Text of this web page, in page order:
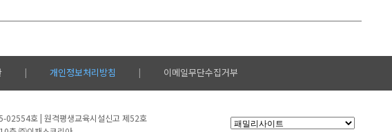
| 개인정보처리방침 | 이메일무단수집거부
02554호 | 원격평생교육시설신고 제52호